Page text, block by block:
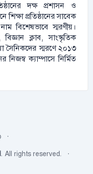
দক্ষ প্রশাসন ও
প্রতিষ্ঠানের সাবেক
বিশেষভাবে স্মরণীয়।
বিজ্ঞান ক্লাব, সাংস্কৃতিক
সৈনিকদের স্মরণে ২০১৩
নিজস্ব ক্যাম্পাসে নির্মিত
. All rights reserved.